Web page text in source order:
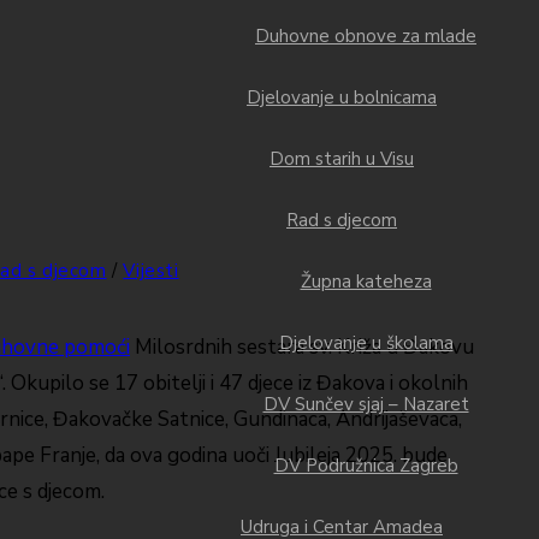
Duhovne obnove za mlade
Djelovanje u bolnicama
Dom starih u Visu
Rad s djecom
Župna kateheza
Djelovanje u školama
DV Sunčev sjaj – Nazaret
DV Podružnica Zagreb
Udruga i Centar Amadea
s djecom / Vijesti
pomoći Milosrdnih sestara sv. Križa u Đakovu
Okupilo se 17 obitelji i 47 djece iz Đakova i okolnih
Đakovačke Satnice, Gundinaca, Andrijaševaca,
Franje, da ova godina uoči Jubileja 2025. bude
s djecom.